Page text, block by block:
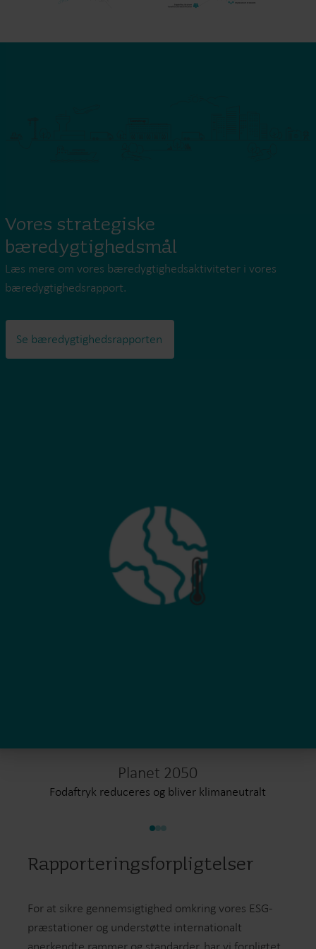
Vores strategiske
bæredygtighedsmål
Læs mere om vores bæredygtighedsaktiviteter i vores
bæredygtighedsrapport.
Se bæredygtighedsrapporten
Planet 2050
Fodaftryk reduceres og bliver klimaneutralt
Rapporteringsforpligtelser
For at sikre gennemsigtighed omkring vores ESG-
præstationer og understøtte internationalt